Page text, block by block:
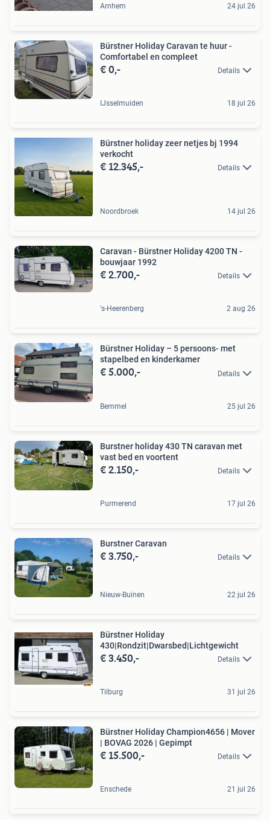
Arnhem 24 jul 26
Bürstner Holiday Caravan te huur -
Comfortabel en compleet
€ 0,- Details
IJsselmuiden 18 jul 26
Bürstner holiday zeer netjes bj 1994
verkocht
€ 12.345,- Details
Noordbroek 14 jul 26
Caravan - Bürstner Holiday 4200 TN -
bouwjaar 1992
€ 2.700,- Details
's-Heerenberg 2 aug 26
Bürstner Holiday – 5 persoons- met
stapelbed en kinderkamer
€ 5.000,- Details
Bemmel 25 jul 26
Burstner holiday 430 TN caravan met
vast bed en voortent
€ 2.150,- Details
Purmerend 17 jul 26
Burstner Caravan
€ 3.750,- Details
Nieuw-Buinen 22 jul 26
Bürstner Holiday
430|Rondzit|Dwarsbed|Lichtgewicht
€ 3.450,- Details
Tilburg 31 jul 26
Bürstner Holiday Champion4656 | Mover
| BOVAG 2026 | Gepimpt
€ 15.500,- Details
Enschede 21 jul 26